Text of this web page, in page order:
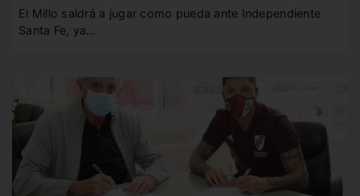
El Millo saldrá a jugar como pueda ante Independiente
Santa Fe, ya…